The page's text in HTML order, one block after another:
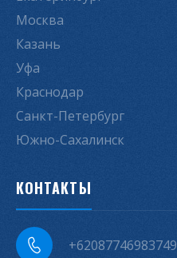
Москва
Казань
Уфа
Краснодар
Санкт-Петербург
Южно-Сахалинск
КОНТАКТЫ
+62087746983749